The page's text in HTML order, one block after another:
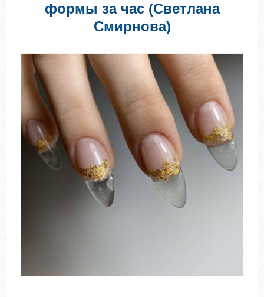
формы за час (Светлана
Смирнова)